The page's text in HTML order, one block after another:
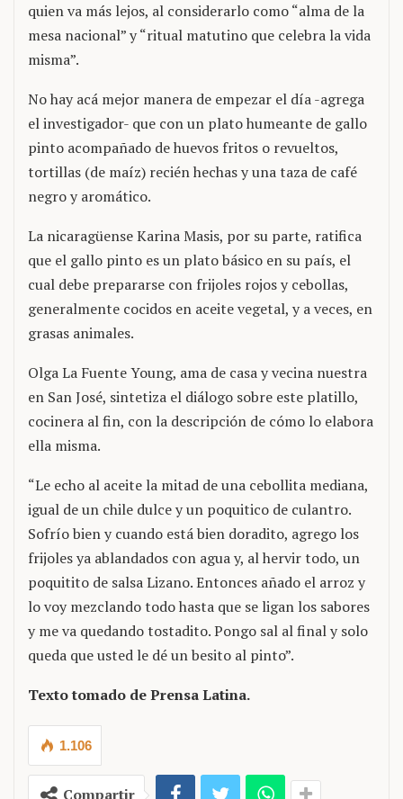
quien va más lejos, al considerarlo como “alma de la
mesa nacional” y “ritual matutino que celebra la vida
misma”.
No hay acá mejor manera de empezar el día -agrega
el investigador- que con un plato humeante de gallo
pinto acompañado de huevos fritos o revueltos,
tortillas (de maíz) recién hechas y una taza de café
negro y aromático.
La nicaragüense Karina Masis, por su parte, ratifica
que el gallo pinto es un plato básico en su país, el
cual debe prepararse con frijoles rojos y cebollas,
generalmente cocidos en aceite vegetal, y a veces, en
grasas animales.
Olga La Fuente Young, ama de casa y vecina nuestra
en San José, sintetiza el diálogo sobre este platillo,
cocinera al fin, con la descripción de cómo lo elabora
ella misma.
“Le echo al aceite la mitad de una cebollita mediana,
igual de un chile dulce y un poquitico de culantro.
Sofrío bien y cuando está bien doradito, agrego los
frijoles ya ablandados con agua y, al hervir todo, un
poquitito de salsa Lizano. Entonces añado el arroz y
lo voy mezclando todo hasta que se ligan los sabores
y me va quedando tostadito. Pongo sal al final y solo
queda que usted le dé un besito al pinto”.
Texto tomado de Prensa Latina.
1.106
Compartir